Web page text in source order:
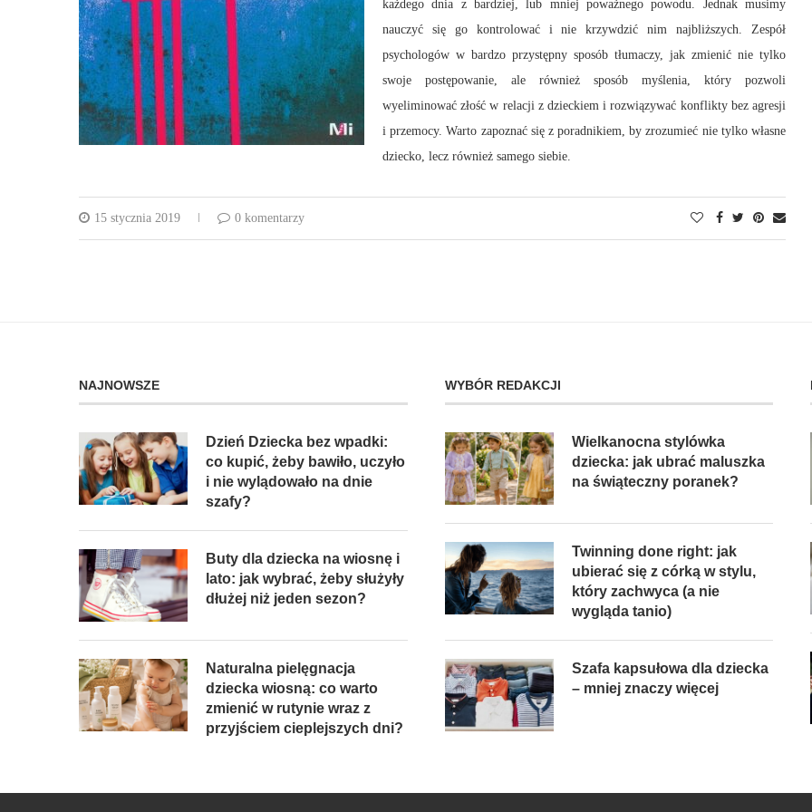
każdego dnia z bardziej, lub mniej poważnego powodu. Jednak musimy
nauczyć się go kontrolować i nie krzywdzić nim najbliższych. Zespół
psychologów w bardzo przystępny sposób tłumaczy, jak zmienić nie tylko
swoje postępowanie, ale również sposób myślenia, który pozwoli
wyeliminować złość w relacji z dzieckiem i rozwiązywać konflikty bez agresji
i przemocy. Warto zapoznać się z poradnikiem, by zrozumieć nie tylko własne
dziecko, lecz również samego siebie.
15 stycznia 2019 0 komentarzy
NAJNOWSZE
Dzień Dziecka bez wpadki:
co kupić, żeby bawiło, uczyło
i nie wylądowało na dnie
szafy?
Buty dla dziecka na wiosnę i
lato: jak wybrać, żeby służyły
dłużej niż jeden sezon?
Naturalna pielęgnacja
dziecka wiosną: co warto
zmienić w rutynie wraz z
przyjściem cieplejszych dni?
WYBÓR REDAKCJI
Wielkanocna stylówka
dziecka: jak ubrać maluszka
na świąteczny poranek?
Twinning done right: jak
ubierać się z córką w stylu,
który zachwyca (a nie
wygląda tanio)
Szafa kapsułowa dla dziecka
– mniej znaczy więcej